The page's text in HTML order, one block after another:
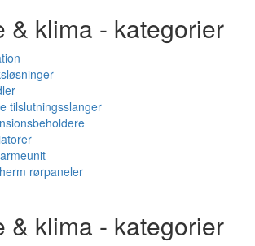
& klima - kategorier
tilslutningsslanger
rørpaneler
& klima - kategorier